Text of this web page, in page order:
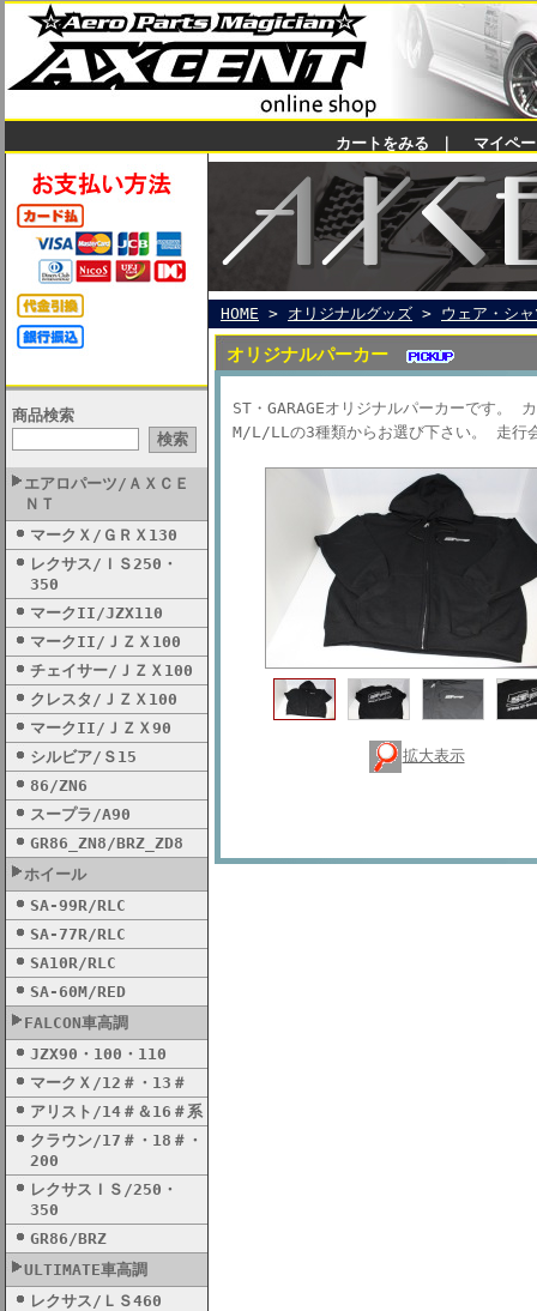
カートをみる マイペ
商品検索
エアロパーツ/ＡＸＣＥ
ＮＴ
マークＸ/ＧＲＸ130
レクサス/ＩＳ250・
350
マークII/JZX110
マークII/ＪＺＸ100
チェイサー/ＪＺＸ100
クレスタ/ＪＺＸ100
マークII/ＪＺＸ90
シルビア/Ｓ15
86/ZN6
スープラ/A90
GR86_ZN8/BRZ_ZD8
ホイール
SA-99R/RLC
SA-77R/RLC
SA10R/RLC
SA-60M/RED
FALCON車高調
JZX90・100・110
マークＸ/12＃・13＃
アリスト/14＃＆16＃系
クラウン/17＃・18＃・
200
レクサスＩＳ/250・
350
GR86/BRZ
ULTIMATE車高調
レクサス/ＬＳ460
HOME > オリジナルグッズ > ウェア・シ
オリジナルパーカー
ST・GARAGEオリジナルパーカーです。
M/L/LLの3種類からお選び下さい。 走行
拡大表示